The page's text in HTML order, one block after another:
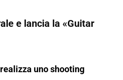
e lancia la «Guitar
uno shooting